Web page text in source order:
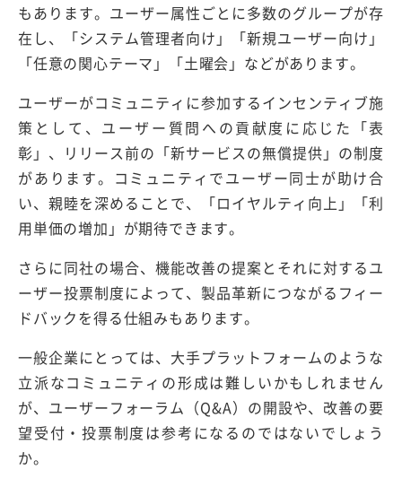
もあります。ユーザー属性ごとに多数のグループが存
在し、「システム管理者向け」「新規ユーザー向け」
「任意の関心テーマ」「土曜会」などがあります。
ユーザーがコミュニティに参加するインセンティブ施
策として、ユーザー質問への貢献度に応じた「表
彰」、リリース前の「新サービスの無償提供」の制度
があります。コミュニティでユーザー同士が助け合
い、親睦を深めることで、「ロイヤルティ向上」「利
用単価の増加」が期待できます。
さらに同社の場合、機能改善の提案とそれに対するユ
ーザー投票制度によって、製品革新につながるフィー
ドバックを得る仕組みもあります。
一般企業にとっては、大手プラットフォームのような
立派なコミュニティの形成は難しいかもしれません
が、ユーザーフォーラム（Q&A）の開設や、改善の要
望受付・投票制度は参考になるのではないでしょう
か。